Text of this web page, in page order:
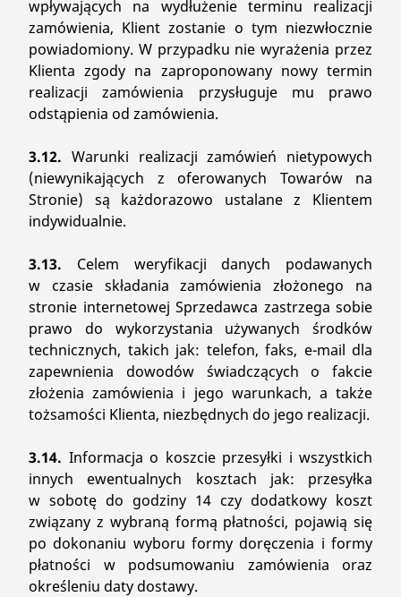
wpływających na wydłużenie terminu realizacji
zamówienia, Klient zostanie o tym niezwłocznie
powiadomiony. W przypadku nie wyrażenia przez
Klienta zgody na zaproponowany nowy termin
realizacji zamówienia przysługuje mu prawo
odstąpienia od zamówienia.
3.12. Warunki realizacji zamówień nietypowych
(niewynikających z oferowanych Towarów na
Stronie) są każdorazowo ustalane z Klientem
indywidualnie.
3.13. Celem weryfikacji danych podawanych
w czasie składania zamówienia złożonego na
stronie internetowej Sprzedawca zastrzega sobie
prawo do wykorzystania używanych środków
technicznych, takich jak: telefon, faks, e-mail dla
zapewnienia dowodów świadczących o fakcie
złożenia zamówienia i jego warunkach, a także
tożsamości Klienta, niezbędnych do jego realizacji.
3.14. Informacja o koszcie przesyłki i wszystkich
innych ewentualnych kosztach jak: przesyłka
w sobotę do godziny 14 czy dodatkowy koszt
związany z wybraną formą płatności, pojawią się
po dokonaniu wyboru formy doręczenia i formy
płatności w podsumowaniu zamówienia oraz
określeniu daty dostawy.